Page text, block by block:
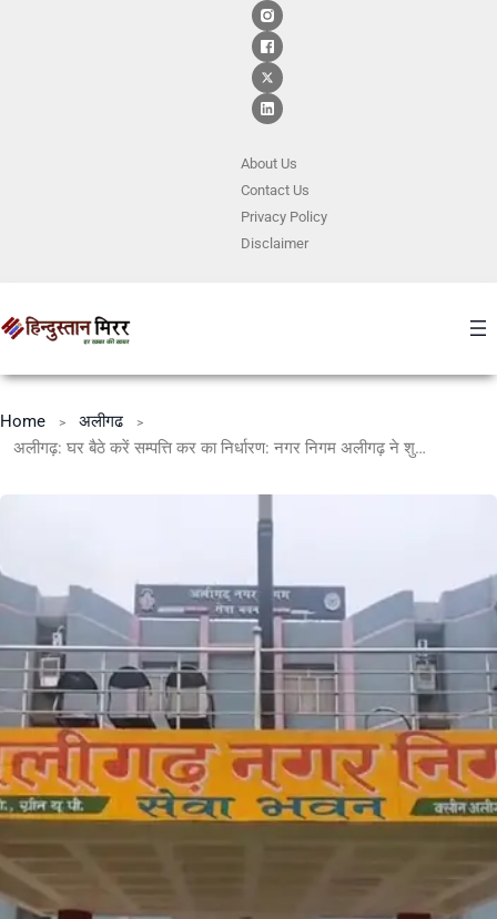
About Us
ContactUs
Privacy Policy
Disclaimer
Home
अलीगढ
अलीगढ़: घर बैठे करें सम्पत्ति कर का निर्धारण: नगर निगम अलीगढ़ ने शुरू की स्वकर सुविधा